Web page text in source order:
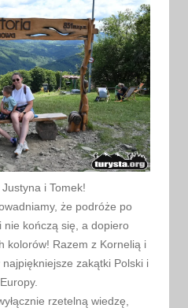
i Tomek!
że podróże po
nie kończą się, a dopiero
kolorów! Razem z Kornelią i
najpiękniejsze zakątki Polski i
Europy.
rzetelną wiedzę,